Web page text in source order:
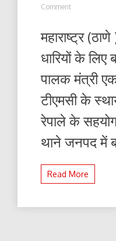
Commenton
पर
मनाया
जाएगा
पूजा
महाराष्ट्र
धारियों के
पालक मंत्री
टीएमसी के
रेपाले के
थाने जनपद में
Read More